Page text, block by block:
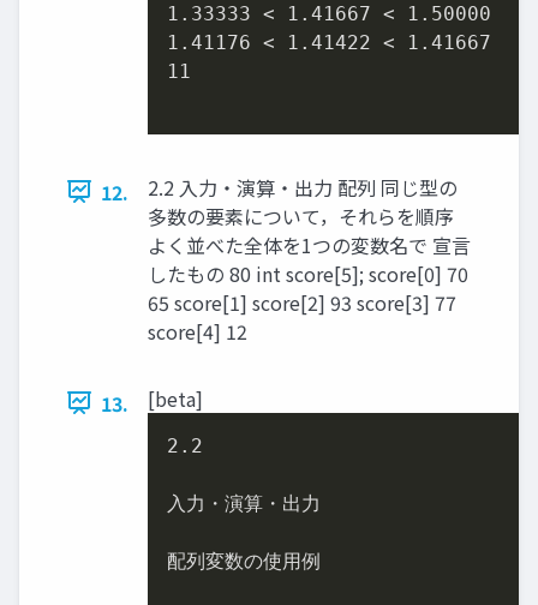
1.33333 < 1.41667 <
1.50000
1.41176 < 1.41422 <
1.41667
11
12.
2.2 入力・演算・出力 配列 同じ型の
多数の要素について，それらを順序
よく並べた全体を1つの変数名で 宣言
したもの 80 int score[5]; score[0] 70
65 score[1] score[2] 93 score[3] 77
score[4] 12
13. [beta]
2.2
入力・演算・出力
配列変数の使用例